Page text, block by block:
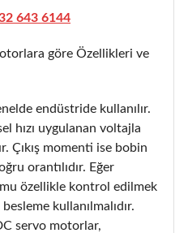
643 6144
göre Özellikleri ve
endüstride kullanılır.
hızı uygulanan voltajla
Çıkış momenti ise bobin
orantılıdır. Eğer
özellikle kontrol edilmek
kullanılmalıdır.
servo motorlar,